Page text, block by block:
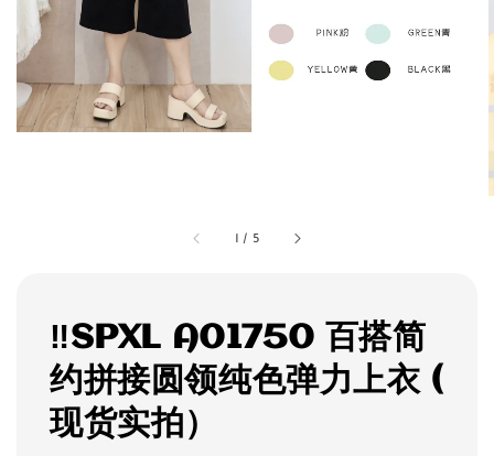
1 / 5
‼️SPXL A01750 百搭简
约拼接圆领纯色弹力上衣 (
现货实拍）